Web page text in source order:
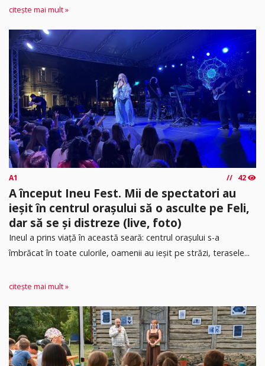
citește mai mult »
A1 42
A început Ineu Fest. Mii de spectatori au
ieșit în centrul orașului să o asculte pe Feli,
dar să se și distreze (live, foto)
Ineul a prins viață în această seară: centrul orașului s-a
îmbrăcat în toate culorile, oamenii au ieșit pe străzi, terasele...
citește mai mult »